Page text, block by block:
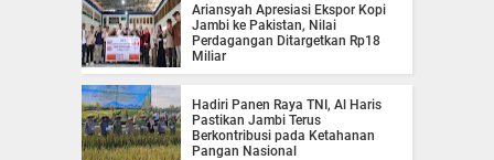
Ariansyah Apresiasi Ekspor Kopi
Jambi ke Pakistan, Nilai
Perdagangan Ditargetkan Rp18
Miliar
Hadiri Panen Raya TNI, Al Haris
Pastikan Jambi Terus
Berkontribusi pada Ketahanan
Pangan Nasional